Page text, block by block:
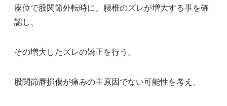
座位で股関節外転時に、腰椎のズレが増大する事を確
認し、
その増大したズレの矯正を行う。
股関節唇損傷が痛みの主原因でない可能性を考え、